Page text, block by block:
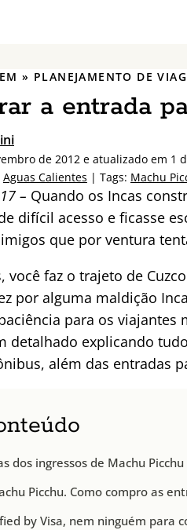
» PLANEJAMENTO DE
a entrada
de 2012 e atualizado em 1
Aguas Calientes | Tags: Machu
– Quando os Incas
difícil acesso e ficasse
que por ventura
você faz o trajeto de
por alguma maldição
para os viajantes
detalhado explicando
além das entradas
dos ingressos de Machu
Picchu. Como compro as
by Visa, nem ninguém para